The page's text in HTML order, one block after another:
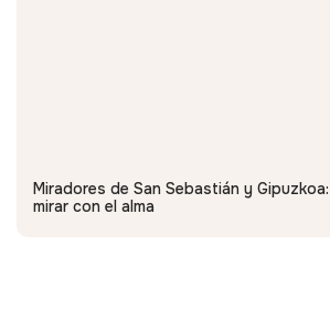
Miradores de San Sebastián y
mirar con el alma